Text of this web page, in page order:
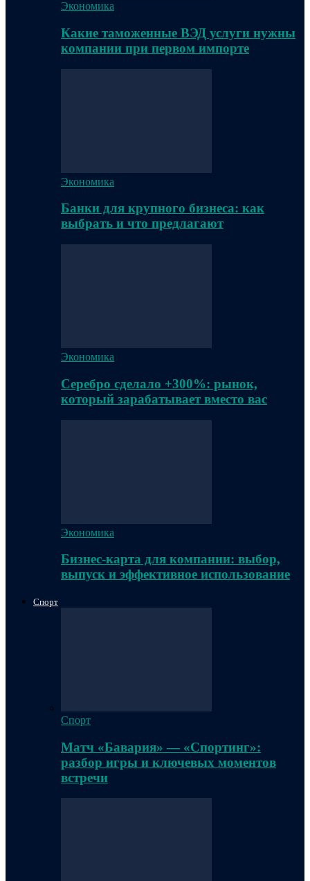
Экономика
Какие таможенные ВЭД услуги нужны
компании при первом импорте
Экономика
Банки для крупного бизнеса: как
выбрать и что предлагают
Экономика
Серебро сделало +300%: рынок,
который зарабатывает вместо вас
Экономика
Бизнес-карта для компании: выбор,
выпуск и эффективное использование
Спорт
Спорт
Матч «Бавария» — «Спортинг»:
разбор игры и ключевых моментов
встречи